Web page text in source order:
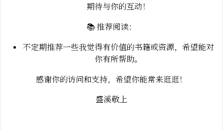
期待与你的互动！
📚 推荐阅读：
不定期推荐一些我觉得有价值的书籍或资源，希望能对
你有所帮助。
感谢你的访问和支持，希望你能常来逛逛！
盛溪敬上